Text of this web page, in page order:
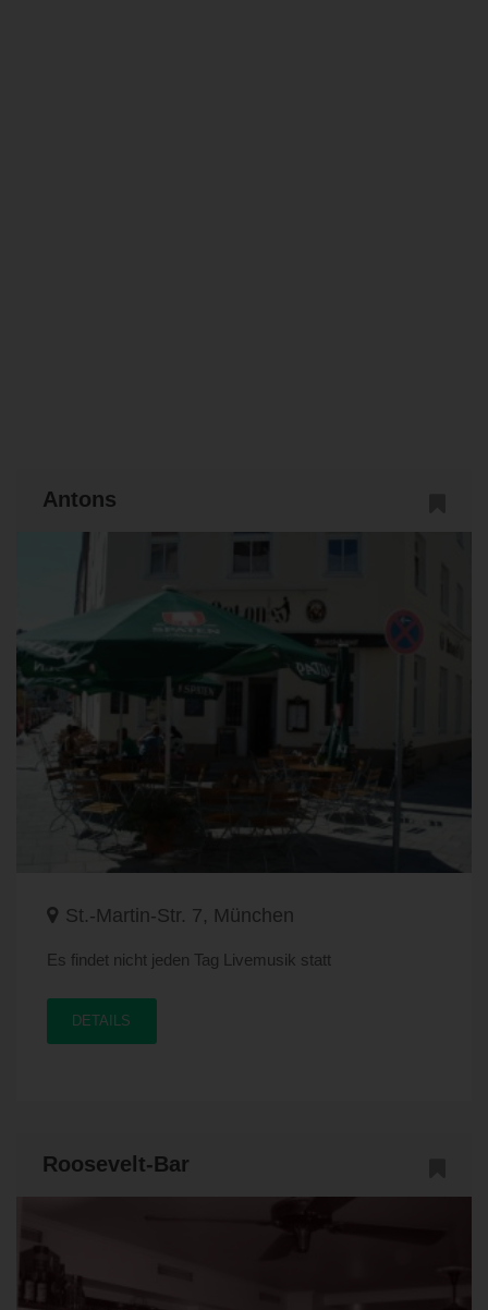
Antons
St.-Martin-Str. 7, München
Es findet nicht jeden Tag Livemusik statt
DETAILS
Roosevelt-Bar